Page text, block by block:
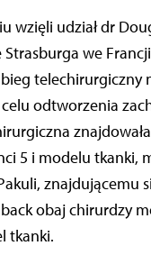
wzięli udział dr
we
telechirurgiczny
odtworzenia
5 i modelu tkanki,
znajdującemu
obaj chirurdzy
tkanki.